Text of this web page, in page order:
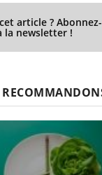
article ? Abonnez-
la newsletter !